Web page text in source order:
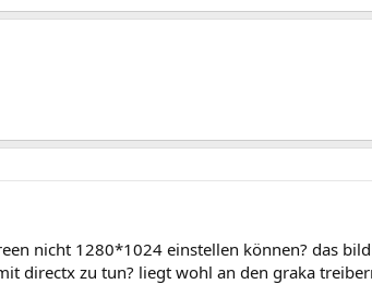
nicht 1280*1024 einstellen können? das
directx zu tun? liegt wohl an den graka